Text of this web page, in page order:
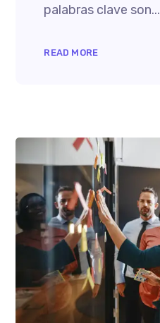
palabras clave son...
READ MORE